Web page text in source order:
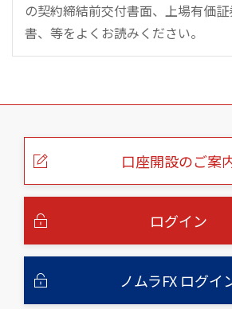
の契約締結前交付書面、上場有価
書、等をよくお読みください。
こ
口座開設のご案
ログイン
ノムラFX ログイ